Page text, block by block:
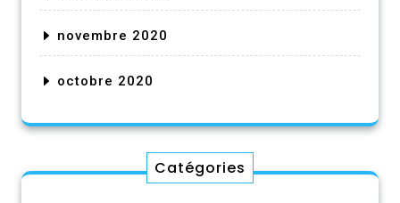
novembre 2020
octobre 2020
Catégories